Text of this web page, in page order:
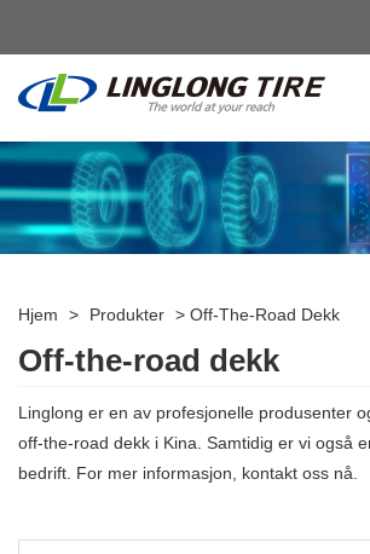
Hjem > Produkter > Off-The-Road Dekk
Off-the-road dekk
Linglong er en av profesjonelle produsenter
off-the-road dekk i Kina. Samtidig er vi også
bedrift. For mer informasjon, kontakt oss nå.